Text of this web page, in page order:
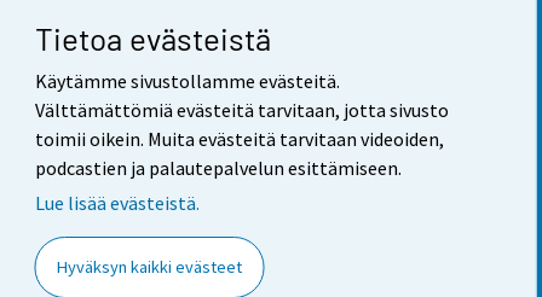
Tietoa evästeistä
Käytämme sivustollamme evästeitä.
Välttämättömiä evästeitä tarvitaan, jotta sivusto
toimii oikein. Muita evästeitä tarvitaan videoiden,
podcastien ja palautepalvelun esittämiseen.
Lue lisää evästeistä.
Hyväksyn kaikki evästeet
Yhteystiedot
Palaute
Käyttöehdot
Saavutettavuus
Tietoa sivustosta